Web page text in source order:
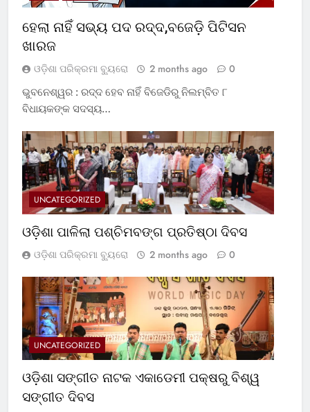
ହେଲା ନାହିଁ ସଭ୍ୟ ପଦ ରଦ୍ଦ,ବଜେଡ଼ି ପିଟିସନ
ଖାରଜ
ଓଡ଼ିଶା ପରିକ୍ରମା ବ୍ୟୁରୋ 2 months ago 0
ଭୁବନେଶ୍ୱର : ରଦ୍ଦ ହେବ ନାହିଁ ବିଜେଡିରୁ ନିଲମ୍ବିତ ୮
ବିଧାୟକଙ୍କ ସଦସ୍ୟ…
UNCATEGORIZED
ଓଡ଼ିଶା ପାଳିଲା ପଶ୍ଚିମବଙ୍ଗ ପ୍ରତିଷ୍ଠା ଦିବସ
ଓଡ଼ିଶା ପରିକ୍ରମା ବ୍ୟୁରୋ 2 months ago 0
UNCATEGORIZED
ଓଡ଼ିଶା ସଙ୍ଗୀତ ନାଟକ ଏକାଡେମୀ ପକ୍ଷରୁ ବିଶ୍ୱ
ସଙ୍ଗୀତ ଦିବସ